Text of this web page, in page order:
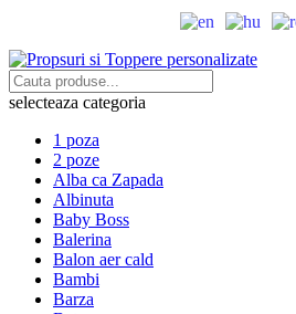
selecteaza categoria
1 poza
2 poze
Alba ca Zapada
Albinuta
Baby Boss
Balerina
Balon aer cald
Bambi
Barza